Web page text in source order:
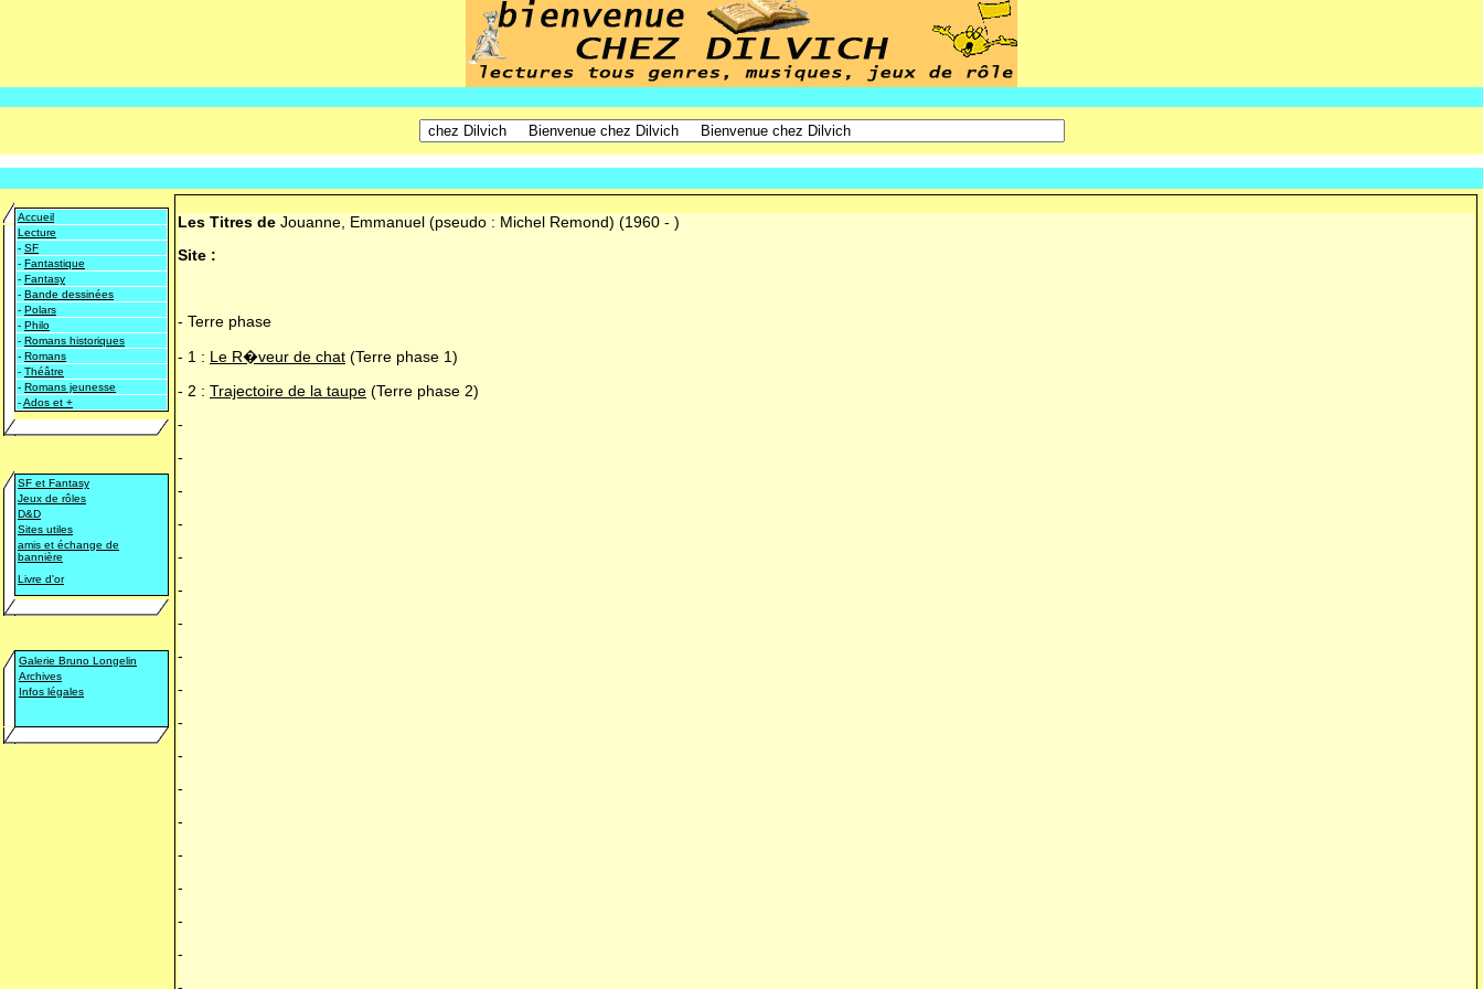
Accueil
Lecture
- SF
- Fantastique
- Fantasy
- Bande dessinées
- Polars
- Philo
- Romans historiques
- Romans
- Théâtre
- Romans jeunesse
-Ados et +
SF et Fantasy
Jeux de rôles
D&D
Sites utiles
amis et échange de
bannière
Livre d'or
Galerie Bruno Longelin
Archives
Infos légales
Les Titres de Jouanne, Emmanuel (pseudo : Michel Remond) (1960 - )
Site :
- Terre phase
- 1 : Le R�veur de chat (Terre phase 1)
- 2 : Trajectoire de la taupe (Terre phase 2)
-
-
-
-
-
-
-
-
-
-
-
-
-
-
-
-
-